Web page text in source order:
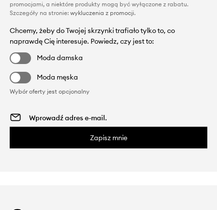
promocjami, a niektóre produkty mogą być wyłączone z rabatu.
Szczegóły na stronie: wykluczenia z promocji.
Chcemy, żeby do Twojej skrzynki trafiało tylko to, co
naprawdę Cię interesuje. Powiedz, czy jest to:
Moda damska
Moda męska
Wybór oferty jest opcjonalny
Zapisz mnie